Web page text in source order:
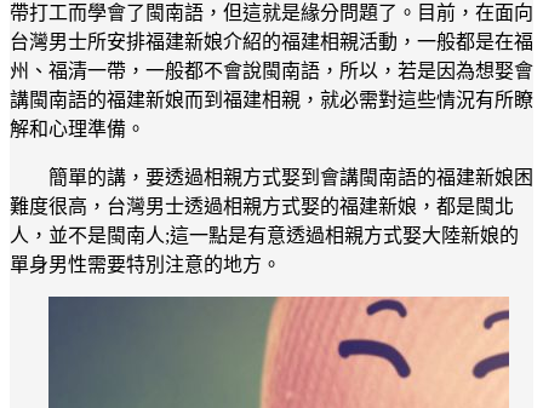
帶打工而學會了閩南語，但這就是緣分問題了。目前，在面向
台灣男士所安排福建新娘介紹的福建相親活動，一般都是在福
州、福清一帶，一般都不會說閩南語，所以，若是因為想娶會
講閩南語的福建新娘而到福建相親，就必需對這些情況有所瞭
解和心理準備。
簡單的講，要透過相親方式娶到會講閩南語的福建新娘困
難度很高，台灣男士透過相親方式娶的福建新娘，都是閩北
人，並不是閩南人;這一點是有意透過相親方式娶大陸新娘的
單身男性需要特別注意的地方。